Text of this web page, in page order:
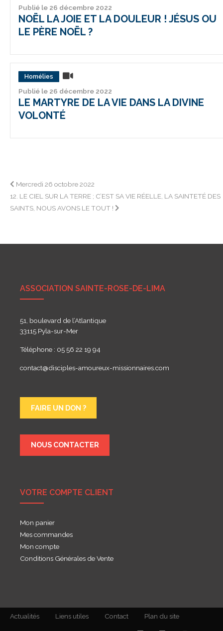
Publié le 26 décembre 2022
NOËL LA JOIE ET LA DOULEUR ! JÉSUS OU
LE PÈRE NOËL ?
Homélies
Publié le 26 décembre 2022
LE MARTYRE DE LA VIE DANS LA DIVINE
VOLONTÉ
Navigation
de
Mercredi 26 octobre 2022
12. LE CIEL SUR LA TERRE ; C’EST SA VIE RÉELLE, LA SAINTETÉ DES
SAINTS, NOUS AVONS LE TOUT !
ASSOCIATION SAINTE-ROSE-DE-LIMA
51, boulevard de l’Atlantique
33115 Pyla-sur-Mer
Téléphone : 05 56 22 19 94
contact@disciples-amoureux-missionnaires.com
FAIRE UN DON ?
NOUS CONTACTER
VOTRE COMPTE CLIENT
Mon panier
Mes commandes
Mon compte
Conditions Générales de Vente
Actualités Liens utiles Contact Plan du site